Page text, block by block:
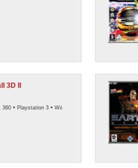
3D II
360 • Playstation 3 • Wii